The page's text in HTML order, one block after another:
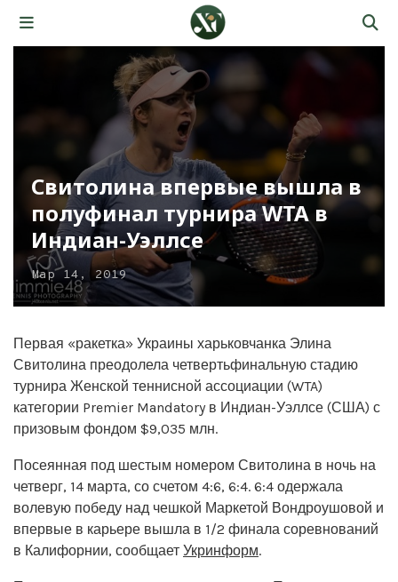
Свитолина впервые вышла в
полуфинал турнира WTA в
Индиан-Уэллсе
Мар 14, 2019
Первая «ракетка» Украины харьковчанка Элина
Свитолина преодолела четвертьфинальную стадию
турнира Женской теннисной ассоциации (WTA)
категории Premier Mandatory в Индиан-Уэллсе (США) с
призовым фондом $9,035 млн.
Посеянная под шестым номером Свитолина в ночь на
четверг, 14 марта, со счетом 4:6, 6:4. 6:4 одержала
волевую победу над чешкой Маркетой Вондроушовой и
впервые в карьере вышла в 1/2 финала соревнований
в Калифорнии, сообщает Укринформ.